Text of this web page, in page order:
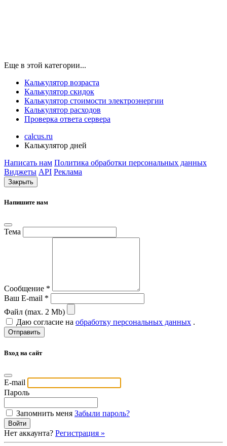
Еще в этой категории...
Калькулятор возраста
Калькулятор скидок
Калькулятор стоимости электроэнергии
Калькулятор расходов
Проверка ответа сервера
calcus.ru
Калькулятор дней
Написать нам Политика обработки персональных данных
Виджеты API Реклама
Закрыть
Напишите нам
Тема
Сообщение *
Ваш E-mail *
Файл (max. 2 Mb)
Даю согласие на обработку персональных данных .
Вход на сайт
E-mail
Пароль
Запомнить меня Забыли пароль?
Войти
Нет аккаунта? Регистрация »